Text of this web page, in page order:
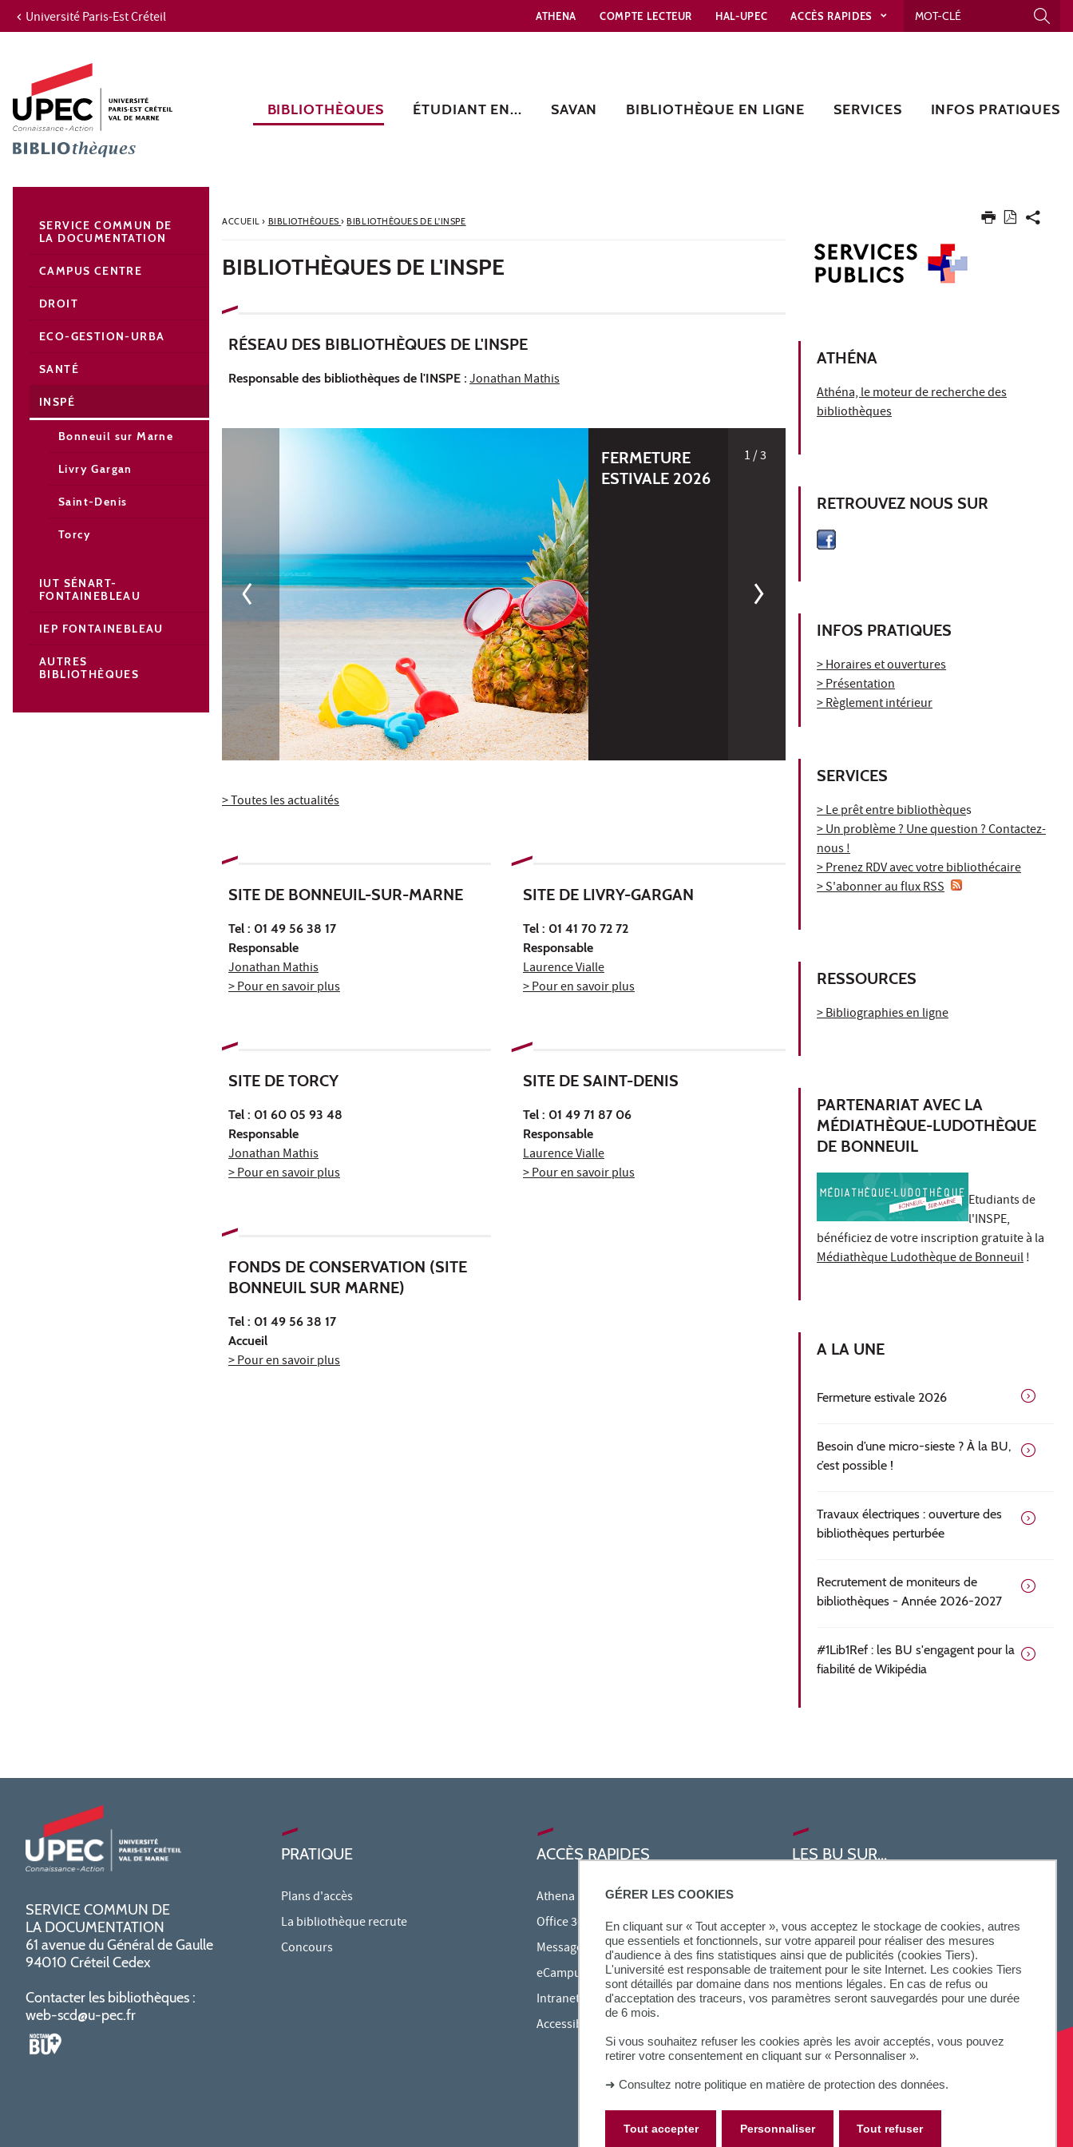
GÉRER LES COOKIES
En cliquant sur « Tout accepter », vous acceptez le stockage de cookies, autres
que essentiels et fonctionnels, sur votre appareil pour réaliser des mesures
d'audience à des fins statistiques ainsi que de publicités (cookies Tiers).
L'université est responsable de traitement pour le site Internet. Les cookies Tiers
sont détaillés par domaine dans nos mentions légales. En cas de refus ou
d'acceptation des traceurs, vos paramètres seront sauvegardés pour une durée
de 6 mois.
Si vous souhaitez refuser les cookies après les avoir acceptés, vous pouvez
retirer votre consentement en cliquant sur « Personnaliser ».
➜ Consultez notre politique en matière de protection des données.
Tout accepter Tout refuser
Personnaliser
Aller au contenu
Recherche
Navigation secondaire
Université Paris-Est Créteil ATHENA COMPTE LECTEUR HAL-UPEC ACCÈS RAPIDES
BIBLIOTHÈQUES ÉTUDIANT EN... SAVAN BIBLIOTHÈQUE EN LIGNE SERVICES INFOS PRATIQUES
ACCUEIL› BIBLIOTHÈQUES› BIBLIOTHÈQUES DE L'INSPE
BIBLIOTHÈQUES DE L'INSPE
RÉSEAU DES BIBLIOTHÈQUES DE L'INSPE
Responsable des bibliothèques de l'INSPE :Jonathan Mathis
1/ 3
FERMETURE
ESTIVALE 2026
> Toutes les actualités
SITE DE BONNEUIL-SUR-MARNE
Tel : 01 49 56 38 17
Responsable
Jonathan Mathis
> Pour en savoir plus
SITE DE LIVRY-GARGAN
Tel : 01 41 70 72 72
Responsable
Laurence Vialle
> Pour en savoir plus
SITE DE TORCY
Tel : 01 60 05 93 48
Responsable
Jonathan Mathis
> Pour en savoir plus
SITE DE SAINT-DENIS
Tel : 01 49 71 87 06
Responsable
Laurence Vialle
> Pour en savoir plus
FONDS DE CONSERVATION (SITE
BONNEUIL SUR MARNE)
Tel : 01 49 56 38 17
Accueil
> Pour en savoir plus
ATHÉNA
Athéna, le moteur de recherche des
bibliothèques
RETROUVEZ NOUS SUR
INFOS PRATIQUES
> Horaires et ouvertures
> Présentation
> Règlement intérieur
SERVICES
> Le prêt entre bibliothèques
> Un problème ? Une question ? Contactez-
nous !
> Prenez RDV avec votre bibliothécaire
> S'abonner au flux RSS
RESSOURCES
> Bibliographies en ligne
PARTENARIAT AVEC LA
MÉDIATHÈQUE-LUDOTHÈQUE
DE BONNEUIL
Etudiants de
l'INSPE,
bénéficiez de votre inscription gratuite à la
Médiathèque Ludothèque de Bonneuil!
A LA UNE
Fermeture estivale 2026
Besoin d’une micro-sieste ? À la BU,
c’est possible !
Travaux électriques : ouverture des
bibliothèques perturbée
Recrutement de moniteurs de
bibliothèques - Année 2026-2027
#1Lib1Ref : les BU s'engagent pour la
fiabilité de Wikipédia
SERVICE COMMUN DE
LA DOCUMENTATION
CAMPUS CENTRE
DROIT
ECO-GESTION-URBA
SANTÉ
INSPÉ
Bonneuil sur Marne
Livry Gargan
Saint-Denis
Torcy
IUT SÉNART-
FONTAINEBLEAU
IEP FONTAINEBLEAU
AUTRES
BIBLIOTHÈQUES
SERVICE COMMUN DE
LA DOCUMENTATION
61 avenue du Général de Gaulle
94010 Créteil Cedex
Contacter les bibliothèques :
web-scd@u-pec.fr
PRATIQUE
Plans d'accès
La bibliothèque recrute
Concours
ACCÈS RAPIDES
Athena
Office 365
Messagerie étudiante
eCampus
Intranet des personnels
Accessibilité et Handicap
LES BU SUR...